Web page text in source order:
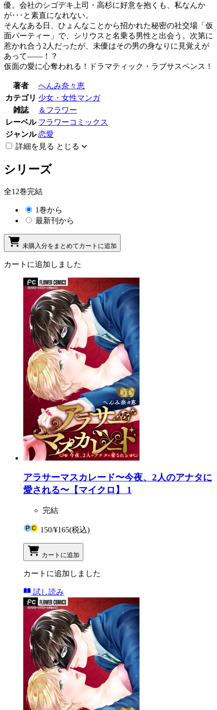
優。会社のシゴデキ上司・高杉に好意を抱くも、私なんか
が･･･と素直になれない。
そんなある日、ひょんなことから招かれた秘密の社交場「仮
面パーティー」で、シリウスと名乗る男性と出会う。次第に
惹かれ合う2人だったが、未優はその男の身なりに見覚えが
あって――！？
仮面の愛に心奪われる！ドラマティック・ラブサスペンス！
著者
へんみ奈々恵
カテゴリ 少女・女性マンガ
雑誌
＆フラワー
レーベル フラワーコミックス
ジャンル 恋愛
詳細を見る とじる
シリーズ
全12巻完結
1巻から
最新刊から
未購入分をまとめてカートに追加
カートに追加しました
アラサーマスカレード〜今夜、2人のアナタに
愛される〜【マイクロ】 1
完結
150/¥165(税込)
カートに追加
カートに追加しました
試し読み